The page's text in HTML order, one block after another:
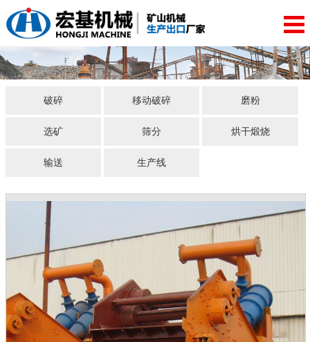
破碎 移动破碎 磨粉
选矿 筛分 烘干煅烧
输送 生产线